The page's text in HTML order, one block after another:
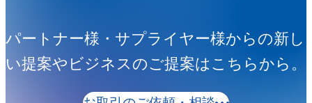
パートナー様・サプライヤー様からの新し
い提案やビジネスのご提案はこちらから。